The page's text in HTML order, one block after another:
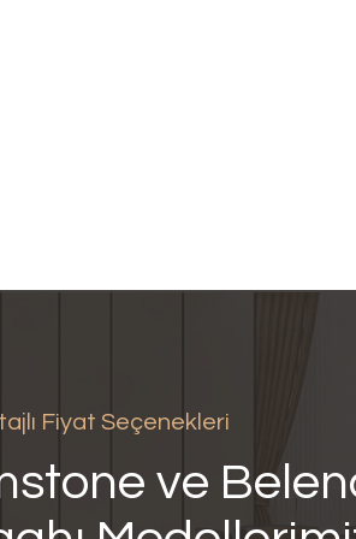
Fiyat Seçenekleri
ve